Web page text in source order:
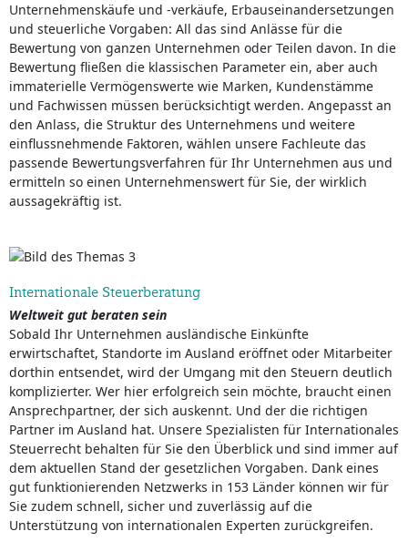
Unternehmenskäufe und -verkäufe, Erbauseinandersetzungen
und steuerliche Vorgaben: All das sind Anlässe für die
Bewertung von ganzen Unternehmen oder Teilen davon. In die
Bewertung fließen die klassischen Parameter ein, aber auch
immaterielle Vermögenswerte wie Marken, Kundenstämme
und Fachwissen müssen berücksichtigt werden. Angepasst an
den Anlass, die Struktur des Unternehmens und weitere
einflussnehmende Faktoren, wählen unsere Fachleute das
passende Bewertungsverfahren für Ihr Unternehmen aus und
ermitteln so einen Unternehmenswert für Sie, der wirklich
aussagekräftig ist.
Internationale Steuerberatung
Weltweit gut beraten sein
Sobald Ihr Unternehmen ausländische Einkünfte
erwirtschaftet, Standorte im Ausland eröffnet oder Mitarbeiter
dorthin entsendet, wird der Umgang mit den Steuern deutlich
komplizierter. Wer hier erfolgreich sein möchte, braucht einen
Ansprechpartner, der sich auskennt. Und der die richtigen
Partner im Ausland hat. Unsere Spezialisten für Internationales
Steuerrecht behalten für Sie den Überblick und sind immer auf
dem aktuellen Stand der gesetzlichen Vorgaben. Dank eines
gut funktionierenden Netzwerks in 153 Länder können wir für
Sie zudem schnell, sicher und zuverlässig auf die
Unterstützung von internationalen Experten zurückgreifen.